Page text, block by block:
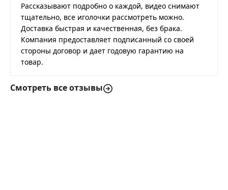
Рассказывают подробно о каждой, видео снимают
тщательно, все иголочки рассмотреть можно.
Доставка быстрая и качественная, без брака.
Компания предоставляет подписанный со своей
стороны договор и дает годовую гарантию на
товар.
Смотреть все отзывы